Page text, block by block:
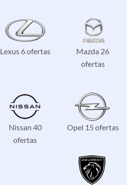
Lexus 6 ofertas
Mazda 26
ofertas
Nissan 40
ofertas
Opel 15 ofertas